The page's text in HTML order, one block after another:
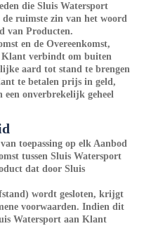
die Sluis Watersport
ruimste zin van het woord
van Producten.
en de Overeenkomst,
Klant verbindt om buiten
aard tot stand te brengen
te betalen prijs in geld,
een onverbrekelijk geheel
toepassing op elk Aanbod
tussen Sluis Watersport
dat door Sluis
wordt gesloten, krijgt
voorwaarden. Indien dit
Watersport aan Klant